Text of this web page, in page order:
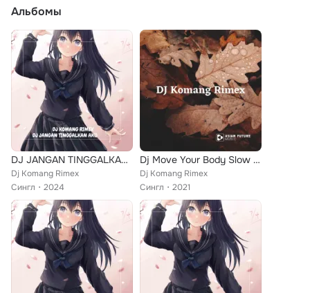
Альбомы
DJ JANGAN TINGGALKAN AKU
Dj Komang Rimex
Сингл
2024
Dj Move Your Body Slow Beat
Dj Komang Rimex
Сингл
2021